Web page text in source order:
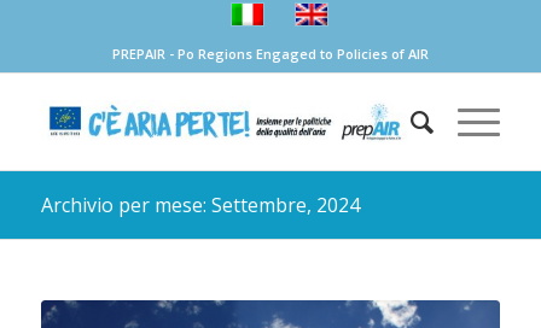
PREPAIR - Po Regions Engaged to Policies of AIR
Archivio per mese: Settembre, 2024